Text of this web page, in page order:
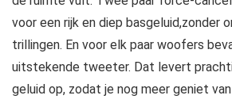
voor een rijk en diep basgeluid,zonder
trillingen. En voor elk paar woofers
uitstekende tweeter. Dat levert
geluid op, zodat je nog meer geniet